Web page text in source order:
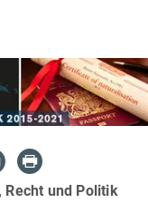
und Politik